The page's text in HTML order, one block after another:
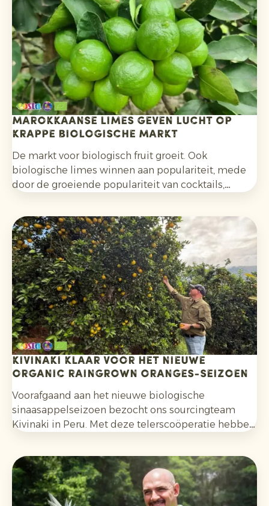
Marokkaanse limes geven lucht op
krappe biologische markt
De markt voor biologisch fruit groeit. Ook
biologische limes winnen aan populariteit, mede
door de groeiende populariteit van cocktails,
gerechten. Daarnaast kiezen consumenten
bewuster voor citrusfruit dat zonder synthetische
pesticiden is geteeld en na de oogst niet met
fungiciden is behandeld.
Kivinaki klaar voor het nieuwe
Organic Raingrown Oranges-seizoen
Voorafgaand aan het nieuwe biologische
sinaasappelseizoen bezocht ons sourcingteam
Kivinaki in Peru. Met deze telerscoöperatie hebben
exportprogramma opgebouwd. Tijdens het bezoek
bereidden we samen de komende maanden voor.